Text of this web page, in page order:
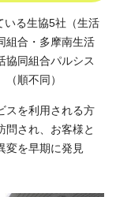
いる生協5社（生活
組合・多摩南生活
協同組合パルシス
順不同）
スを利用される方
問され、お客様と
変を早期に発見